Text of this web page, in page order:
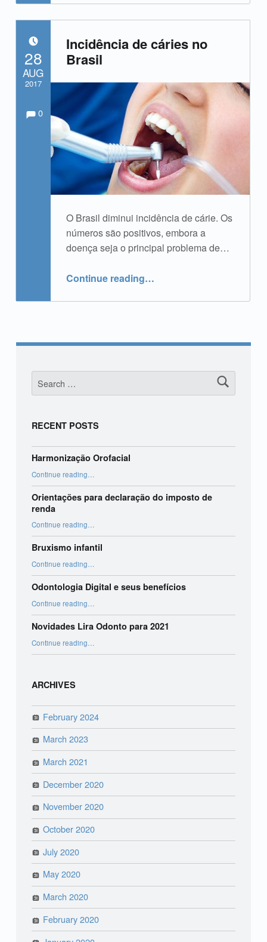
Incidência de cáries no
Brasil
O Brasil diminui incidência de cárie. Os
números são positivos, embora a
doença seja o principal problema de…
Continue reading…
POSTED ON:
28
AUG
2017
Written by: Comments:Comments:
0
Search for:
RECENT POSTS
Harmonização Orofacial
Continue reading …
Orientações para declaração do imposto de
renda
Continue reading“Orientações para declaração do imposto de renda”
…
Bruxismo infantil
Continue reading…
Odontologia Digital e seus benefícios
Continue reading“Odontologia Digital e seus benefícios”
…
Novidades Lira Odonto para 2021
Continue reading“Novidades Lira Odonto para 2021”
…
ARCHIVES
February 2024
March 2023
March 2021
December 2020
November 2020
October 2020
July 2020
May 2020
March 2020
February 2020